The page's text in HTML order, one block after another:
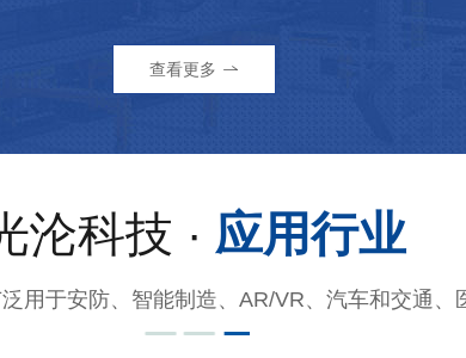
查看更多
沦科技 · 应用行业
用于安防、智能制造、AR/VR、汽车和交通、